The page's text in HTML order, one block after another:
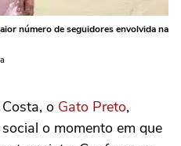
número de seguidores envolvida na
o Gato Preto,
o momento em que